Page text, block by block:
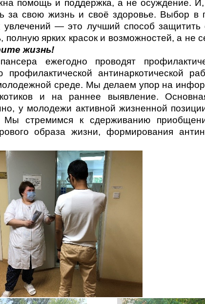
помощь и поддержка, а не осуждение.
за свою жизнь и своё здоровье. Выбор в
увлечений — это лучший способ защитить
ярких красок и возможностей, а не
жизнь!
ежегодно проводят
антинаркотической
среде. Мы делаем упор на
и на раннее выявление.
у молодежи активной жизненной
Мы стремимся к сдерживанию
образа жизни, формирования